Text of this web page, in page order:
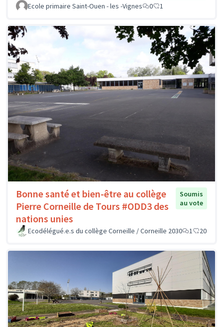
Ecole primaire Saint-Ouen - les -Vignes
0 1
Bonne santé et bien-être au collège
Pierre Corneille de Tours #ODD3 des
nations unies
Soumis
au vote
Ecodélégué.e.s du collège Corneille / Corneille 2030 1 20